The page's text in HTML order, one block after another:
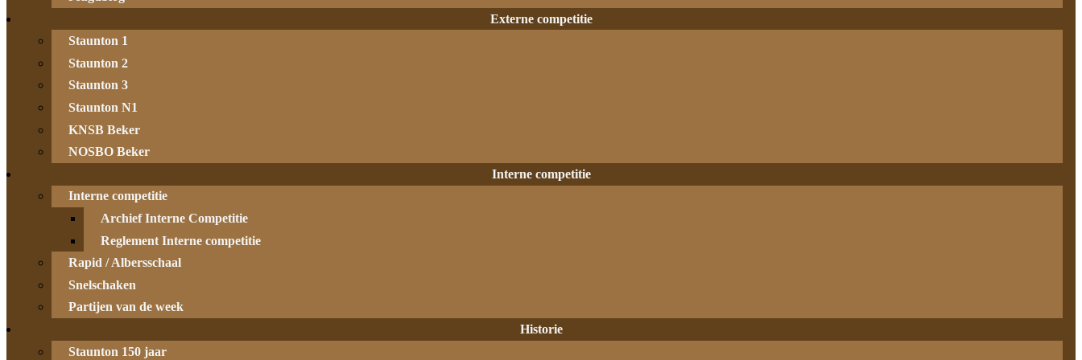
Externe competitie
Staunton 1
Staunton 2
Staunton 3
Staunton N1
KNSB Beker
NOSBO Beker
Interne competitie
Interne competitie
Archief Interne Competitie
Reglement Interne competitie
Rapid / Albersschaal
Snelschaken
Partijen van de week
Historie
Staunton 150 jaar